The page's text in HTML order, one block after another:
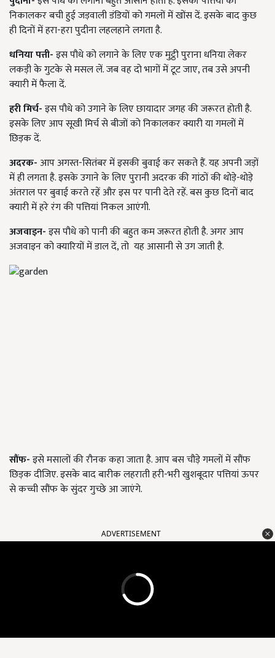
निकालकर बची हुई जड़वाली डंडियों को गमलों में खोंस दें. इसके बाद कुछ
ही दिनों में हरा-हरा पुदीना लहलहाने लगता है.
धनिया पत्ती-इस पौधे को लगाने के लिए एक मुट्ठी पुराना धनिया लेकर
लकड़ी के गुटके से मसल लें. जब वह दो भागों में टूट जाए,तब उसे अपनी
क्यारी में फैला दें.
हरी मिर्च-इस पौधे को उगाने के लिए छायादार जगह की जरूरत होती है.
इसके लिए आप सूखी मिर्च से बीजों को निकालकर क्यारी या गमलों में
छिड़क दें.
अदरक- आप अगस्त-सितंबर में इसकी बुवाई कर सकते हैं. यह अपनी जड़ों
में ही लगता है. इसके उगाने के लिए पुरानी अदरक की गांठों की थोड़े-थोड़े
अंतराल पर बुवाई करते रहें और इस पर पानी देते रहें. बस कुछ दिनों बाद
क्यारी में हरे रंग की पत्तियां निकल आएंगी.
अजवाइन-इस पौधे को पानी की बहुत कम जरूरत होती है. अगर आप
अजवाइन को क्यारियों में डाल दें,तो यह आसानी से उग जाती है.
सौंफ-इसे मसालों की रौनक कहा जाता है. आप बस चौड़े गमलों में सौंफ
छिड़क दीजिए. इसके बाद बारीक लहराती हरी-भरी खुशबूदार पत्तियां ऊपर
से कच्ची सौंफ के सुंदर गुच्छे आ जाएंगे.
ADVERTISEMENT